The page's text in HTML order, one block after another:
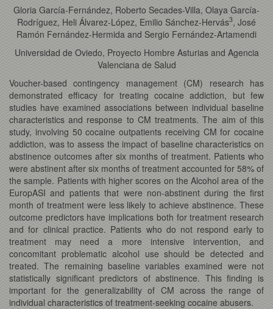
Gloria García-Fernández, Roberto Secades-Villa, Olaya García-
Rodríguez, Heli Álvarez-López, Emilio Sánchez-Hervás3, José
Ramón Fernández-Hermida and Sergio Fernández-Artamendi
Universidad de Oviedo, Proyecto Hombre Asturias and Agencia
Valenciana de Salud
Voucher-based contingency management (CM) research has
demonstrated efficacy for treating cocaine addiction, but few
studies have examined associations between individual baseline
characteristics and response to CM treatments. The aim of this
study, involving 50 cocaine outpatients receiving CM for cocaine
addiction, was to assess the impact of baseline characteristics on
abstinence outcomes after six months of treatment. Patients who
were abstinent after six months of treatment accounted for 58% of
the sample. Patients with higher scores on the Alcohol area of the
EuropASI and patients that were non-abstinent during the first
month of treatment were less likely to achieve abstinence. These
outcome predictors have implications both for treatment research
and for clinical practice. Patients who do not respond early to
treatment may need a more intensive intervention, and
concomitant problematic alcohol use should be detected and
treated. The remaining baseline variables examined were not
statistically significant predictors of abstinence. This finding is
important for the generalizability of CM across the range of
individual characteristics of treatment-seeking cocaine abusers.